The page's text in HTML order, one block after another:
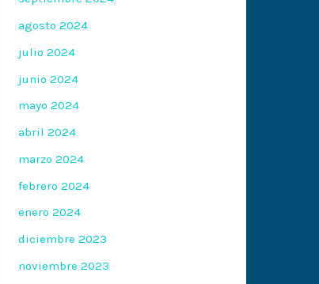
agosto 2024
julio 2024
junio 2024
mayo 2024
abril 2024
marzo 2024
febrero 2024
enero 2024
diciembre 2023
noviembre 2023